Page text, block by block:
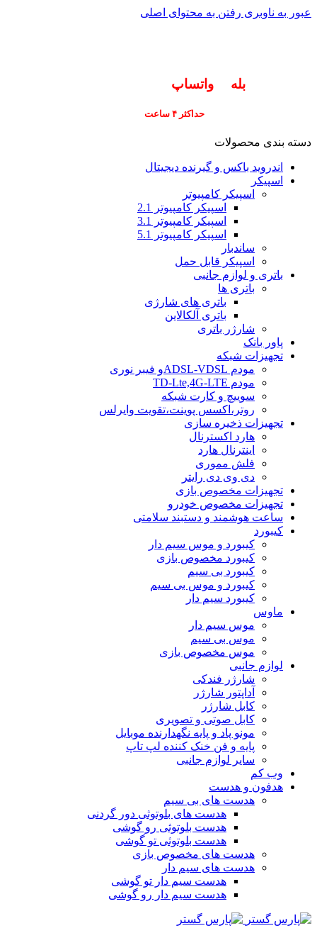
عبور به ناوبری رفتن به محتوای اصلی
بله واتساپ
حداکثر ۴ ساعت
دسته بندی محصولات
اندروید باکس و گیرنده دیجیتال
اسپیکر
اسپیکر کامپیوتر
اسپیکر کامپیوتر 2.1
اسپیکر کامپیوتر 3.1
اسپیکر کامپیوتر 5.1
ساندبار
اسپیکر قابل حمل
باتری و لوازم جانبی
باتری ها
باتری های شارژی
باتری آلکالاین
شارژر باتری
پاور بانک
تجهیزات شبکه
مودم ADSL-VDSLو فیبر نوری
مودم TD-Lte,4G-LTE
سوییچ و کارت شبکه
روتر،اکسس پوینت،تقویت وایرلس
تجهیزات ذخیره سازی
هارد اکسترنال
اینترنال هارد
فلش مموری
دی وی دی رایتر
تجهیزات مخصوص بازی
تجهیزات مخصوص خودرو
ساعت هوشمند و دستبند سلامتی
کیبورد
کیبورد و موس سیم دار
کیبورد مخصوص بازی
کیبورد بی سیم
کیبورد و موس بی سیم
کیبورد سیم دار
ماوس
موس سیم دار
موس بی سیم
موس مخصوص بازی
لوازم جانبی
شارژر فندکی
آداپتور شارژر
کابل شارژر
کابل صوتی و تصویری
مونو پاد و پایه نگهدارنده موبایل
پایه و فن خنک کننده لپ تاپ
سایر لوازم جانبی
وب کم
هدفون و هدست
هدست های بی سیم
هدست های بلوتوثی دور گردنی
هدست بلوتوثی رو گوشی
هدست بلوتوثی تو گوشی
هدست های مخصوص بازی
هدست های سیم دار
هدست سیم دار تو گوشی
هدست سیم دار رو گوشی